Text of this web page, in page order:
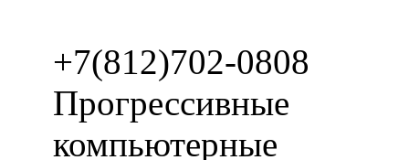
+7(812)702-0808
Прогрессивные
компьютерные